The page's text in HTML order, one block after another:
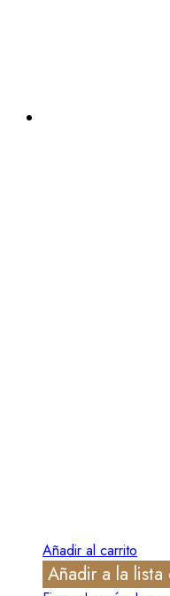
Añadir al carrito
Añadir a la lista